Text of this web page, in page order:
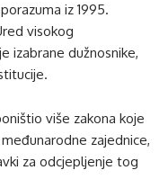
iz 1995.
visokog
izabrane dužnosnike,
više zakona koje
zajednice,
za odcjepljenje tog